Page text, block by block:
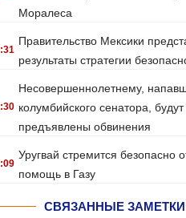
Моралеса
Правительство Мексики
результаты стратегии
Несовершеннолетнему,
колумбийского сенатора, будут
предъявлены обвинения
Уругвай стремится безопасно
помощь в Газу
СВЯЗАННЫЕ ЗАМЕТКИ